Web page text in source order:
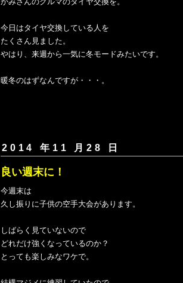
今日はタイヤ交換している人を
たくさん見ました。
やはり、来週から一気に冬モードみたいです。
暖冬のはずなんですが・・・。
2014 年11 月28 日
良い週末に！
今週末は
久し振りに子供の空手大会があります。
しばらく見ていないので
どれだけ強くなっているのか？
とっても楽しみなワケで。